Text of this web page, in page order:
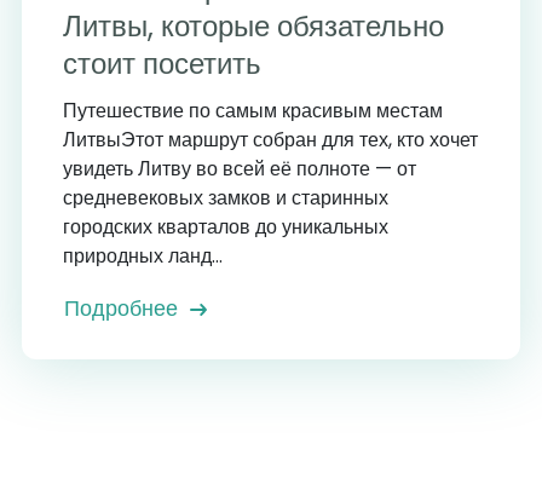
Литвы, которые обязательно
стоит посетить
Путешествие по самым красивым местам
ЛитвыЭтот маршрут собран для тех, кто хочет
увидеть Литву во всей её полноте — от
средневековых замков и старинных
городских кварталов до уникальных
природных ланд...
Подробнее